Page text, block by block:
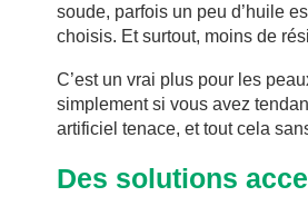
soude, parfois un peu d’huile
choisis. Et surtout, moins de
C’est un vrai plus pour les
simplement si vous avez
artificiel tenace, et tout cela
Des solutions